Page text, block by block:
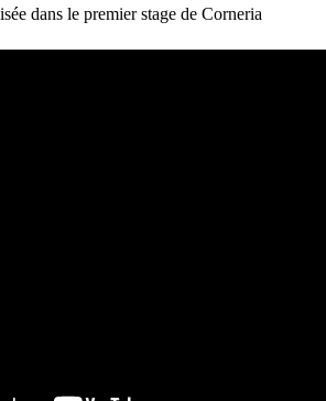
dans le premier stage de Corneria